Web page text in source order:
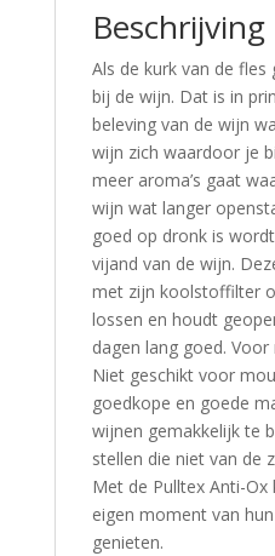
Beschrijving
Als de kurk van de
bij de wijn. Dat is in
beleving van de wijn
wijn zich waardoor je
meer aroma’s gaat
wijn wat langer
goed op dronk is
vijand van de wijn.
met zijn koolstoffilter
lossen en houdt
dagen lang goed.
Niet geschikt voor
goedkope en goede
wijnen gemakkelijk te
stellen die niet van de
Met de Pulltex Anti-Ox
eigen moment van
genieten.